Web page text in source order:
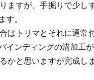
ますが、手掘りで少し
す。
はトリマとそれに通常
インディングの溝加工が
かと思いますが完成し